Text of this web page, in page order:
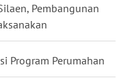
Pembangunan
Program Perumahan